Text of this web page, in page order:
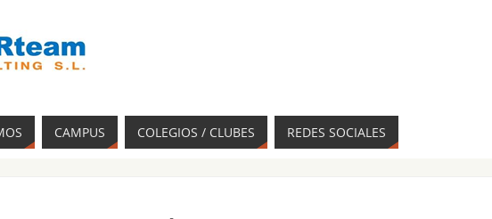
CAMPUS COLEGIOS / CLUBES REDES SOCIALES